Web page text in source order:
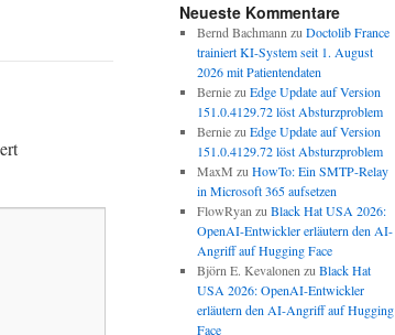
Neueste Kommentare
Bernd Bachmann zu Doctolib France
trainiert KI-System seit 1. August
2026 mit Patientendaten
Berniezu Edge Update auf Version
151.0.4129.72 löst Absturzproblem
Berniezu Edge Update auf Version
151.0.4129.72 löst Absturzproblem
MaxM zu HowTo: Ein SMTP-Relay
in Microsoft 365 aufsetzen
FlowRyan zu Black Hat USA 2026:
OpenAI-Entwickler erläutern den AI-
Angriff auf Hugging Face
Björn E. Kevalonen zu Black Hat
USA 2026: OpenAI-Entwickler
erläutern den AI-Angriff auf Hugging
Face